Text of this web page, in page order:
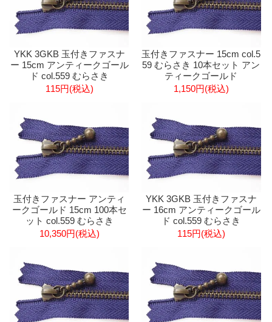
YKK 3GKB 玉付きファスナ
ー 15cm アンティークゴール
ド col.559 むらさき
115円(税込)
玉付きファスナー 15cm col.5
59 むらさき 10本セット アン
ティークゴールド
1,150円(税込)
玉付きファスナー アンティ
ークゴールド 15cm 100本セ
ット col.559 むらさき
10,350円(税込)
YKK 3GKB 玉付きファスナ
ー 16cm アンティークゴール
ド col.559 むらさき
115円(税込)